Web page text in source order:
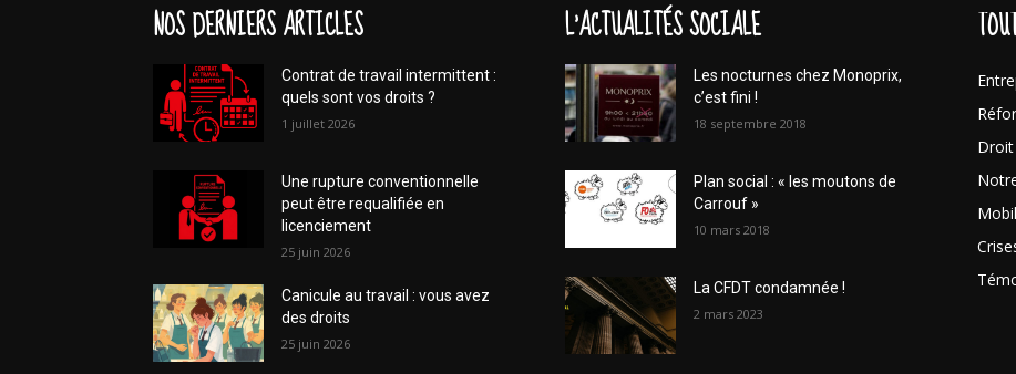
NOS DERNIERS ARTICLES
Contrat de travail intermittent :
quels sont vos droits ?
1 juillet 2026
Une rupture conventionnelle
peut être requalifiée en
licenciement
25 juin 2026
Canicule au travail : vous avez
des droits
25 juin 2026
L'ACTUALITÉS SOCIALE
Les nocturnes chez Monoprix,
c’est fini !
18 septembre 2018
Plan social : « les moutons de
Carrouf »
10 mars 2018
La CFDT condamnée !
2 mars 2023